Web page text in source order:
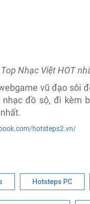
Top Nhạc Việt HOT
vũ đạo sôi
đồ sộ, đi kèm
hotsteps2.vn/
Hotsteps PC